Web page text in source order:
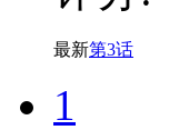
最新第3话
1